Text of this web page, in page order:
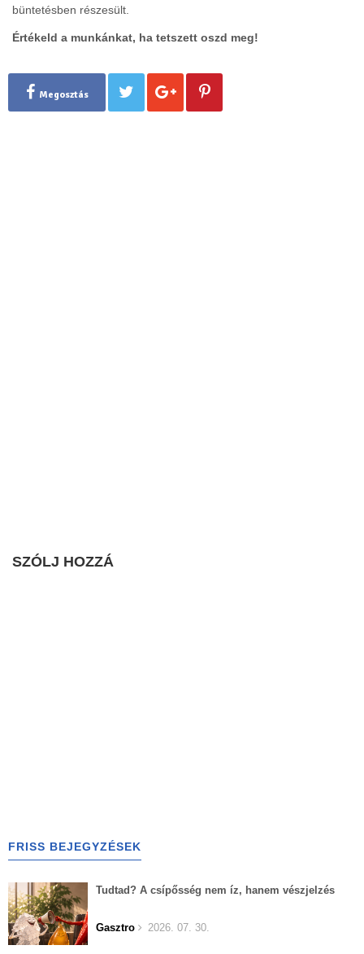
büntetésben részesült.
Értékeld a munkánkat, ha tetszett oszd meg!
Megosztás
SZÓLJ HOZZÁ
FRISS BEJEGYZÉSEK
Tudtad? A csípősség nem íz, hanem vészjelzés
Gasztro 2026. 07. 30.